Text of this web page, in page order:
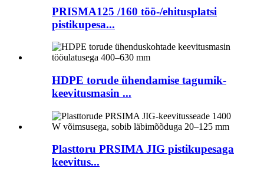
PRISMA125 /160 töö-/ehitusplatsi
pistikupesa...
HDPE torude ühendamise tagumik-
keevitusmasin ...
Plasttoru PRSIMA JIG pistikupesaga
keevitus...